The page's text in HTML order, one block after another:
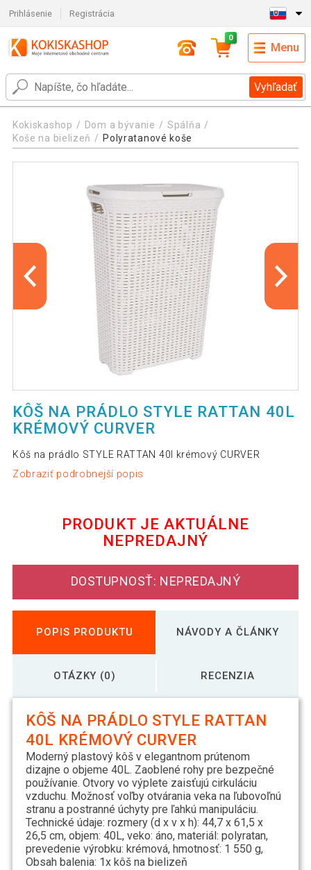
Prihlásenie Registrácia
Vyhľadať
0
Menu
Kokiskashop Dom a bývanie
Spálňa
Koše na bielizeň
Polyratanové koše
KÔŠ NA PRÁDLO STYLE RATTAN 40L
KRÉMOVÝ CURVER
Kôš na prádlo STYLE RATTAN 40l krémový CURVER
Zobraziť podrobnejší popis
PRODUKT JE AKTUÁLNE
NEPREDAJNÝ
DOSTUPNOSŤ: NEPREDAJNÝ
POPIS PRODUKTU NÁVODY A ČLÁNKY
OTÁZKY (0) RECENZIA
KÔŠ NA PRÁDLO STYLE RATTAN
40L KRÉMOVÝ CURVER
Moderný plastový kôš v elegantnom prútenom
dizajne o objeme 40L. Zaoblené rohy pre bezpečné
používanie. Otvory vo výplete zaisťujú cirkuláciu
vzduchu. Možnosť voľby otvárania veka na ľubovoľnú
stranu a postranné úchyty pre ľahkú manipuláciu.
Technické údaje: rozmery (d x v x h): 44,7 x 61,5 x
26,5 cm, objem: 40L, veko: áno, materiál: polyratan,
prevedenie výrobku: krémová, hmotnosť: 1 550 g,
Obsah balenia: 1x kôš na bielizeň